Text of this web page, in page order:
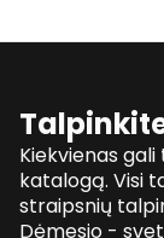
Kiekvienas
katalogą. Visi
straipsnių
Dėmesio -